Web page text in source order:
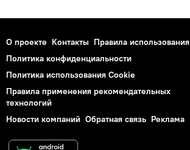
О проекте Контакты Правила использования
Политика конфиденциальности
Политика использования Cookie
Правила применения рекомендательных
технологий
Новости компаний Обратная связь Реклама